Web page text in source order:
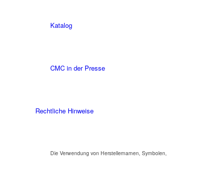
Katalog
CMC in der Presse
Rechtliche Hinweise
Die Verwendung von Herstellernamen, Symbolen,